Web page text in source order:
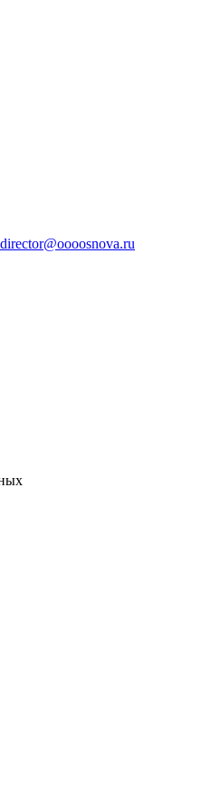
director@oooosnova.ru